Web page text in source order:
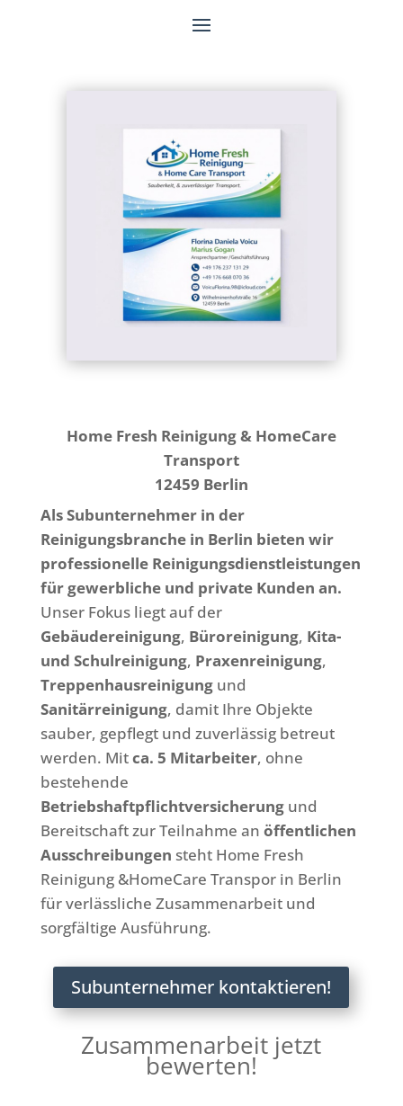
Home Fresh Reinigung & HomeCare
Transport
12459 Berlin
Als Subunternehmer in der
Reinigungsbranche in Berlin bieten wir
professionelle Reinigungsdienstleistungen
für gewerbliche und private Kunden an.
Unser Fokus liegt auf der
Gebäudereinigung, Büroreinigung, Kita-
und Schulreinigung, Praxenreinigung,
Treppenhausreinigungund
Sanitärreinigung, damit Ihre Objekte
sauber, gepflegt und zuverlässig betreut
werden. Mitca. 5 Mitarbeiter, ohne
bestehende
Betriebshaftpflichtversicherungund
Bereitschaft zur Teilnahme an öffentlichen
Ausschreibungen steht Home Fresh
Reinigung &HomeCare Transpor in Berlin
für verlässliche Zusammenarbeit und
sorgfältige Ausführung.
Subunternehmer kontaktieren!
Zusammenarbeit jetzt
bewerten!